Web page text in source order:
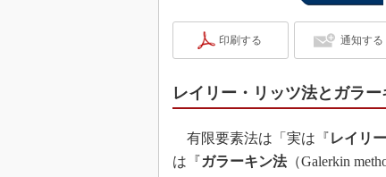
印刷する 通知する
レイリー・リッツ法とガラー
有限要素法は「実は『レイリ
は『ガラーキン法（Galerkin